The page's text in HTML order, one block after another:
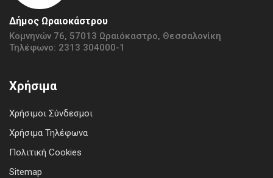
Δήμος Ωραιοκάστρου
Κομνηνών 76, 57013 Ωραιόκαστρο, Θεσσαλονίκη
Τηλέφωνο: 2313 304000-1
Χρήσιμα
Χρήσιμοι Σύνδεσμοι
Χρήσιμα Τηλέφωνα
Πολιτική Cookies
Sitemap